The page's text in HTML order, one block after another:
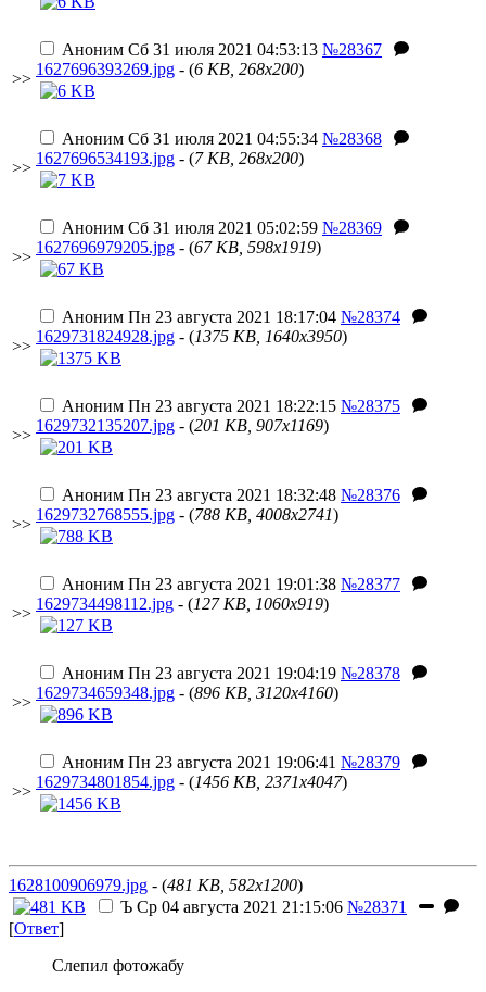
>>
Аноним Сб 31 июля 2021 04:53:13 №28367
1627696393269.jpg - (6 KB, 268x200)
>>
Аноним Сб 31 июля 2021 04:55:34 №28368
1627696534193.jpg - (7 KB, 268x200)
>>
Аноним Сб 31 июля 2021 05:02:59 №28369
1627696979205.jpg - (67 KB, 598x1919)
>>
Аноним Пн 23 августа 2021 18:17:04 №28374
1629731824928.jpg - (1375 KB, 1640x3950)
>>
Аноним Пн 23 августа 2021 18:22:15 №28375
1629732135207.jpg - (201 KB, 907x1169)
>>
Аноним Пн 23 августа 2021 18:32:48 №28376
1629732768555.jpg - (788 KB, 4008x2741)
>>
Аноним Пн 23 августа 2021 19:01:38 №28377
1629734498112.jpg - (127 KB, 1060x919)
>>
Аноним Пн 23 августа 2021 19:04:19 №28378
1629734659348.jpg - (896 KB, 3120x4160)
>>
Аноним Пн 23 августа 2021 19:06:41 №28379
1629734801854.jpg - (1456 KB, 2371x4047)
1628100906979.jpg - (481 KB, 582x1200)
Ъ Ср 04 августа 2021 21:15:06 №28371
[Ответ]
Слепил фотожабу